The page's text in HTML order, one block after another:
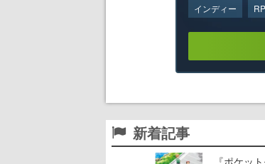
インディー
新着記事
『ポケッ